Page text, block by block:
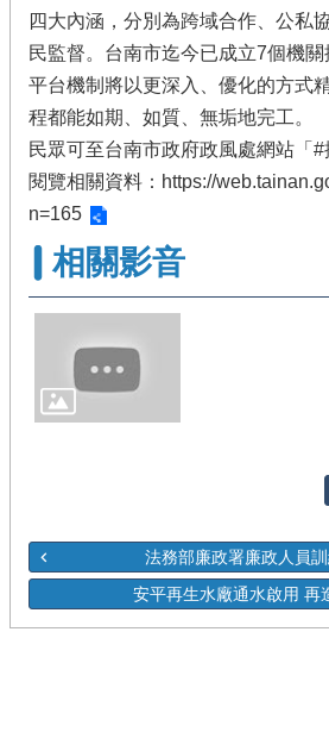
四大內涵，分別為跨域合作、公私
民監督。台南市迄今已成立7個機
平台機制將以更深入、優化的方式
程都能如期、如質、無垢地完工。
民眾可至台南市政府政風處網站「#
閱覽相關資料： https://
n=165
相關影音
法務部廉政署廉政人員
安平再生水廠通水啟用 再